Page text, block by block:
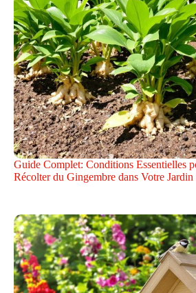
Guide Complet: Conditions Essentielles
Récolter du Gingembre dans Votre Jardin